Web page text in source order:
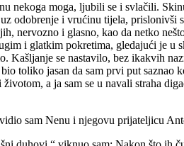
moga, ljubili se i svlačili.
odobrenje i vrućinu tijela,
nervozno i glasno, kao da netko
i glatkim pokretima, gledajući je
Kašljanje se nastavilo, bez ikakvih
toliko jasan da sam prvi put saznao
a ja sam se u navali straha
sam Nenu i njegovu prijateljicu